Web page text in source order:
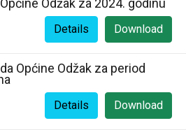
Odžak za 2024. godinu
Download
Details
Općine Odžak za period
Download
Details